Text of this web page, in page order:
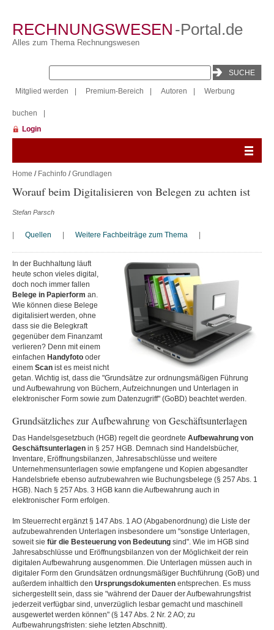
RECHNUNGSWESEN -Portal.de
Alles zum Thema Rechnungswesen
Mitglied werden Premium-Bereich Autoren Werbung
buchen
Login
Home / Fachinfo /Grundlagen
Worauf beim Digitalisieren von Belegen zu achten ist
Stefan Parsch
Quellen Weitere Fachbeiträge zum Thema
In der Buchhaltung läuft
heute schon vieles digital,
doch noch immer fallen
Belege in Papierform an.
Wie können diese Belege
digitalisiert werden, ohne
dass sie die Belegkraft
gegenüber dem Finanzamt
verlieren? Denn mit einem
einfachen Handyfoto oder
einem Scan ist es meist nicht
getan. Wichtig ist, dass die "Grundsätze zur ordnungsmäßigen Führung
und Aufbewahrung von Büchern, Aufzeichnungen und Unterlagen in
elektronischer Form sowie zum Datenzugriff" (GoBD) beachtet werden.
Grundsätzliches zur Aufbewahrung von Geschäftsunterlagen
Das Handelsgesetzbuch (HGB) regelt die geordnete Aufbewahrung von
Geschäftsunterlagen in § 257 HGB. Demnach sind Handelsbücher,
Inventare, Eröffnungsbilanzen, Jahresabschlüsse und weitere
Unternehmensunterlagen sowie empfangene und Kopien abgesandter
Handelsbriefe ebenso aufzubewahren wie Buchungsbelege (§ 257 Abs. 1
HGB). Nach § 257 Abs. 3 HGB kann die Aufbewahrung auch in
elektronischer Form erfolgen.
Im Steuerrecht ergänzt § 147 Abs. 1 AO (Abgabenordnung) die Liste der
aufzubewahrenden Unterlagen insbesondere um "sonstige Unterlagen,
soweit sie für die Besteuerung von Bedeutung sind". Wie im HGB sind
Jahresabschlüsse und Eröffnungsbilanzen von der Möglichkeit der rein
digitalen Aufbewahrung ausgenommen. Die Unterlagen müssen auch in
digitaler Form den Grundsätzen ordnungsmäßiger Buchführung (GoB) und
außerdem inhaltlich den Ursprungsdokumenten entsprechen. Es muss
sichergestellt sein, dass sie "während der Dauer der Aufbewahrungsfrist
jederzeit verfügbar sind, unverzüglich lesbar gemacht und maschinell
ausgewertet werden können" (§ 147 Abs. 2 Nr. 2 AO; zu
Aufbewahrungsfristen: siehe letzten Abschnitt).